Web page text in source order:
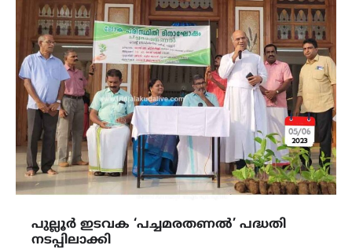
പുല്ലൂർ ഇടവക ‘പച്ചമരതണൽ’ പദ്ധതി
നടപ്പിലാക്കി